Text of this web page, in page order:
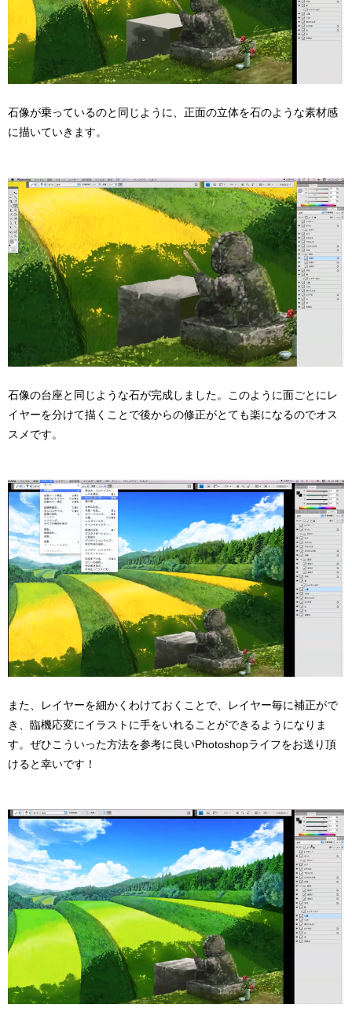
石像が乗っているのと同じように、正面の立体を石のような素材感
に描いていきます。
石像の台座と同じような石が完成しました。このように面ごとにレ
イヤーを分けて描くことで後からの修正がとても楽になるのでオス
スメです。
また、レイヤーを細かくわけておくことで、レイヤー毎に補正がで
き、臨機応変にイラストに手をいれることができるようになりま
す。ぜひこういった方法を参考に良いPhotoshopライフをお送り頂
けると幸いです！